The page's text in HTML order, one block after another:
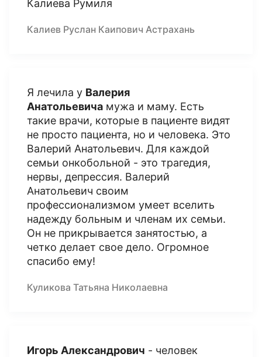
Калиева Румиля
Калиев Руслан Каипович Астрахань
Я лечила у Валерия
Анатольевича мужа и маму. Есть
такие врачи, которые в пациенте видят
не просто пациента, но и человека. Это
Валерий Анатольевич. Для каждой
семьи онкобольной - это трагедия,
нервы, депрессия. Валерий
Анатольевич своим
профессионализмом умеет вселить
надежду больным и членам их семьи.
Он не прикрывается занятостью, а
четко делает свое дело. Огромное
спасибо ему!
Куликова Татьяна Николаевна
Игорь Александрович - человек